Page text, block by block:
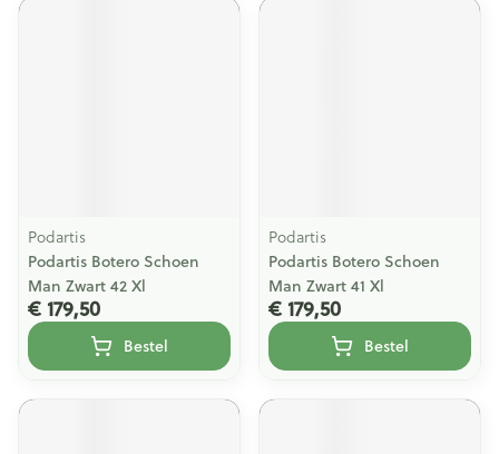
Podartis
Podartis Botero Schoen
Man Zwart 42 Xl
€ 179,50
Bestel
Podartis
Podartis Botero Schoen
Man Zwart 41 Xl
€ 179,50
Bestel